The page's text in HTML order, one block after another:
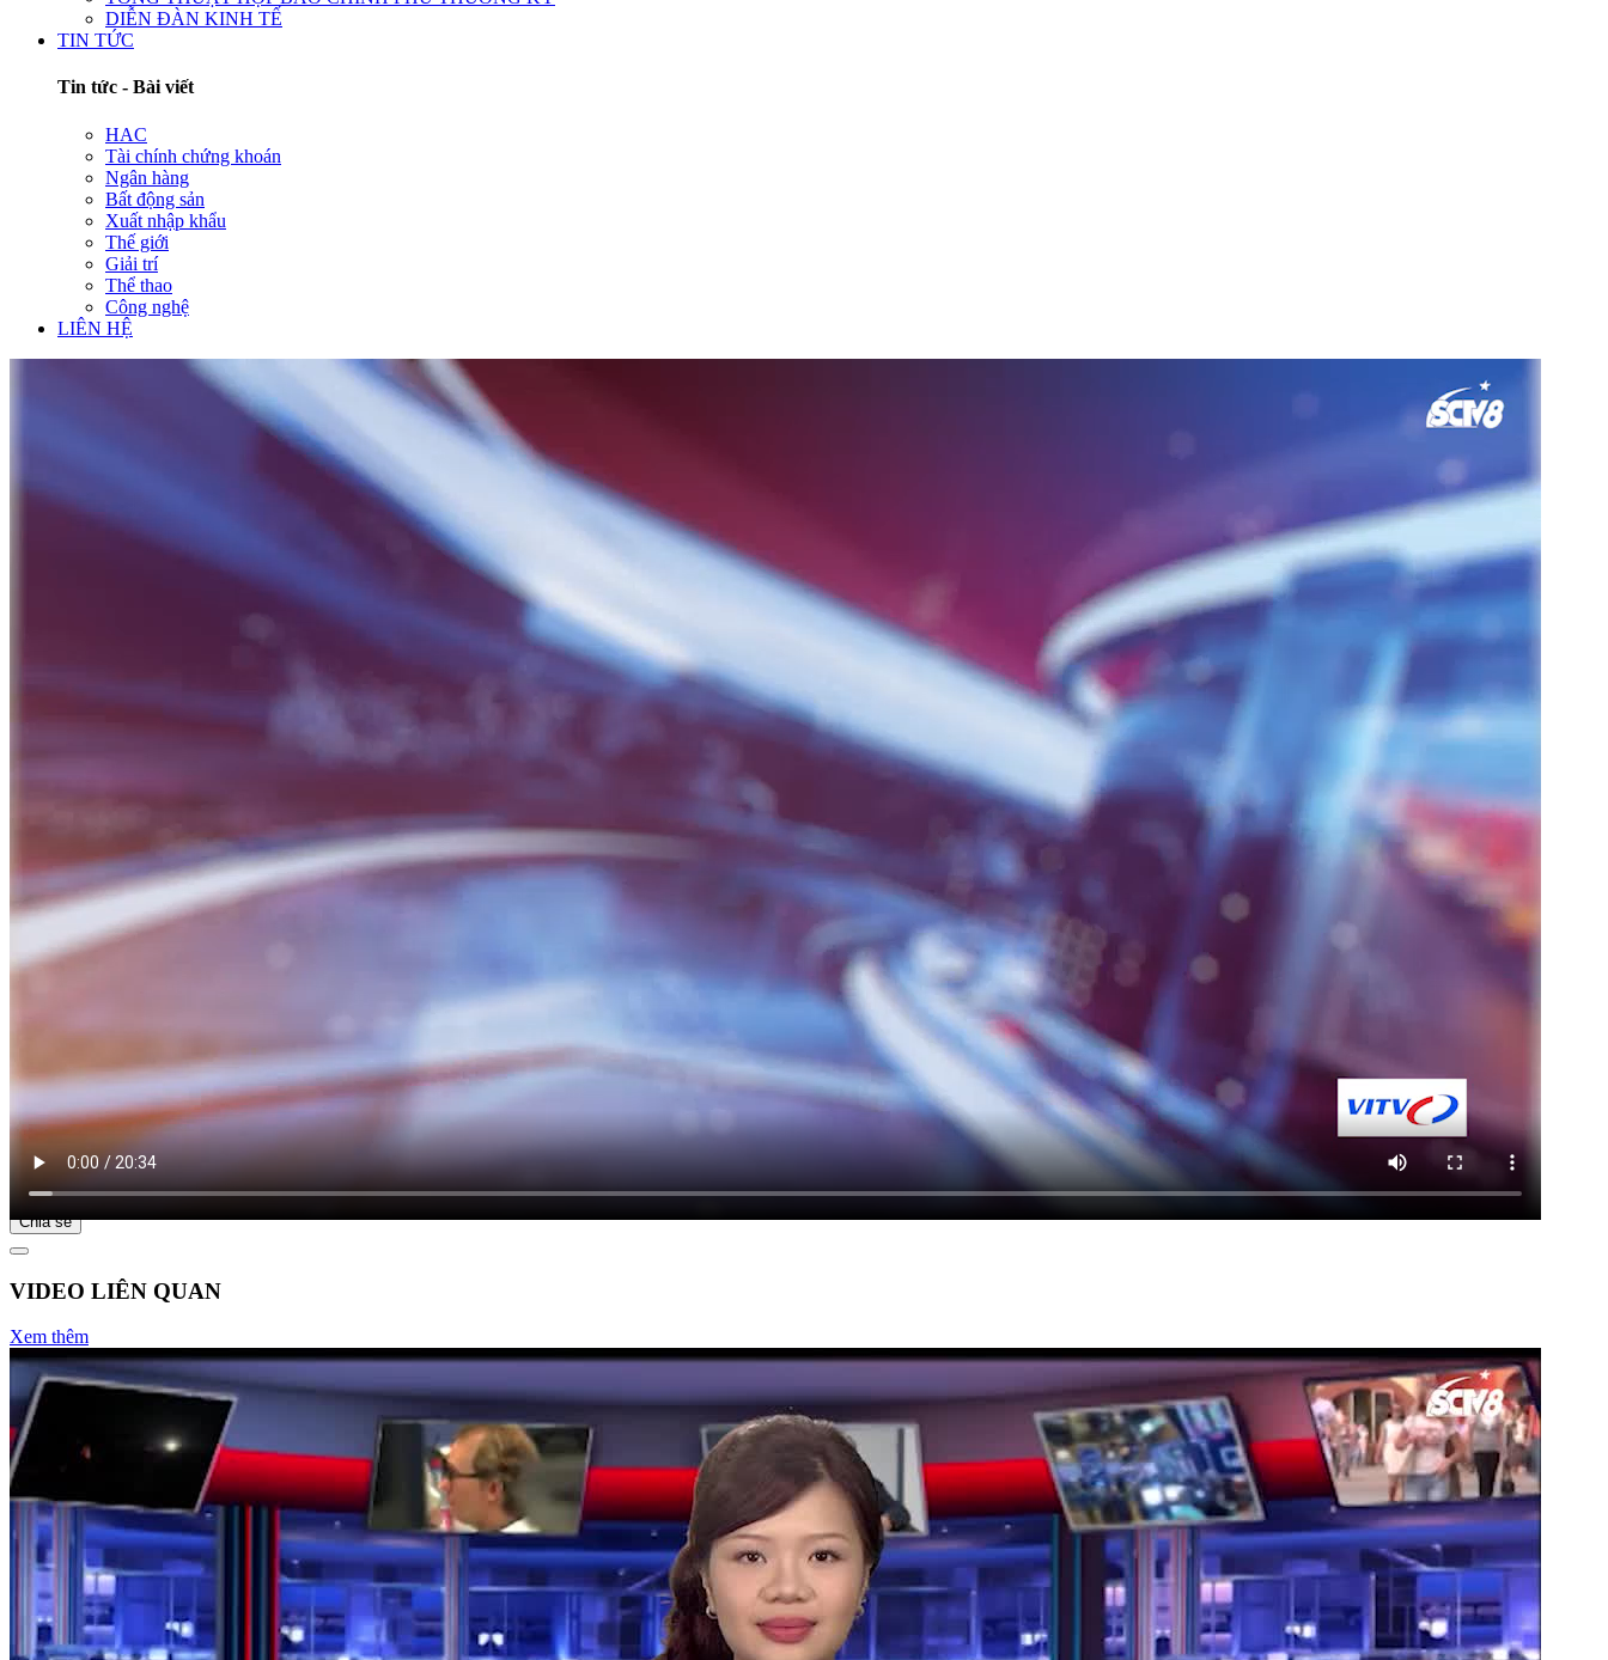
DIỄN ĐÀN KINH TẾ
TIN TỨC
Tin tức - Bài viết
HAC
Tài chính chứng khoán
Ngân hàng
Bất động sản
Xuất nhập khẩu
Thế giới
Giải trí
Thể thao
Công nghệ
LIÊN HỆ
BỮA SÁNG DOANH NHÂN
Nguồn: SCTV8 - VITV
Bắt đầu tại
Chia sẻ
VIDEO LIÊN QUAN
Xem thêm